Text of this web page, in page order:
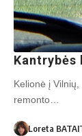
Kantrybės
Kelionė į
remonto…
Loreta